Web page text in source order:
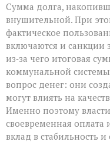
Сумма долга,
внушительной. При
фактическое
включаются и санкции
из‑за чего итоговая
коммунальной
вопрос денег: они
могут влиять на
Именно поэтому
своевременная
вклад в стабильность